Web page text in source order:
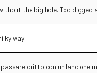
the big hole. Too
way
dritto con un lancione